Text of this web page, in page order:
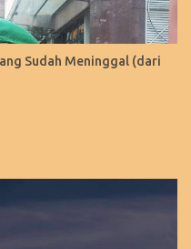
Sudah Meninggal (dari